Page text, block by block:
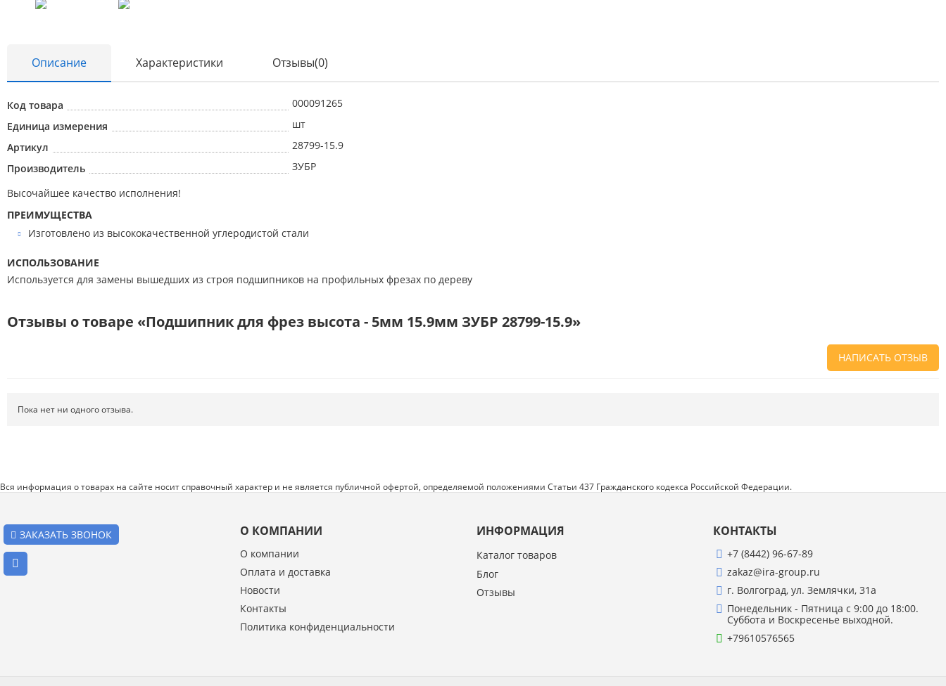
Абразивные материалы
Автоаксессуары и принадлежности
Клининг
Оборудование
Пневмоинструмент
Новые товары
Спецодежда и СИЗ
Описание Характеристики Отзывы(0)
Код товара
000091265
Единица измерения
шт
Артикул
28799-15.9
Производитель
ЗУБР
Высочайшее качество исполнения!
ПРЕИМУЩЕСТВА
Изготовлено из высококачественной углеродистой стали
ИСПОЛЬЗОВАНИЕ
Используется для замены вышедших из строя подшипников на профильных фрезах по дереву
Отзывы о товаре «Подшипник для фрез высота - 5мм 15.9мм ЗУБР 28799-15.9»
НАПИСАТЬ ОТЗЫВ
Доставка. Как был упакован товар?
Товар. Качественный? Какие его плюсы и
минусы?
Правила оформления отзывов
Пока нет ни одного отзыва.
Вся информация о товарах на сайте носит справочный характер и не является публичной офертой, определяемой положениями Статьи 437 Гражданского кодекса Российской Федерации.
ЗАКАЗАТЬ ЗВОНОК О КОМПАНИИ
О компании
Оплата и доставка
Новости
Контакты
Политика конфиденциальности
ИНФОРМАЦИЯ
Каталог товаров
Блог
Отзывы
КОНТАКТЫ
+7 (8442) 96-67-89
zakaz@ira-group.ru
г. Волгоград, ул. Землячки, 31а
Понедельник - Пятница с 9:00 до 18:00.
Суббота и Воскресенье выходной.
+79610576565